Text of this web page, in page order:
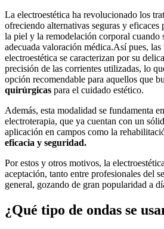
La electroestética ha revolucionado los
ofreciendo alternativas seguras y eficaces
la piel y la remodelación corporal cuando
adecuada valoración médica.Así pues, las
electroestética se caracterizan por su
precisión de las corrientes utilizadas, lo
opción recomendable para aquellos que
quirúrgicas para el cuidado estético.
Además, esta modalidad se fundamenta
electroterapia, que ya cuentan con un
aplicación en campos como la
eficacia y seguridad.
Por estos y otros motivos, la
aceptación, tanto entre profesionales del
general, gozando de gran popularidad a
¿Qué tipo de ondas se